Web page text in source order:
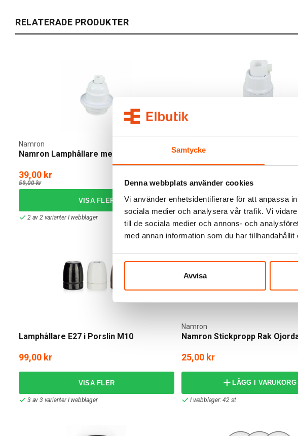
Samtycke
Denna webbplats använder cookies
Vi använder enhetsidentifierare för att anpassa
sociala medier och analysera vår trafik. Vi
till de sociala medier och annons- och
med annan information som du har
Avvisa
RELATERADE PRODUKTER
Namron Lamphållare med ring E27
Namron
39,00 kr
59,00 kr -33%
2 av 2 varianter I webblager
Namron Lamphållare Slät E14
19,00 kr
2 av 2 varianter I webblager
Lamphållare E27 i Porslin M10
99,00 kr
3 av 3 varianter I webblager
Namron Stickpropp Rak
Namron
25,00 kr
LÄGG I VARUKORG
I webblager: 42 st